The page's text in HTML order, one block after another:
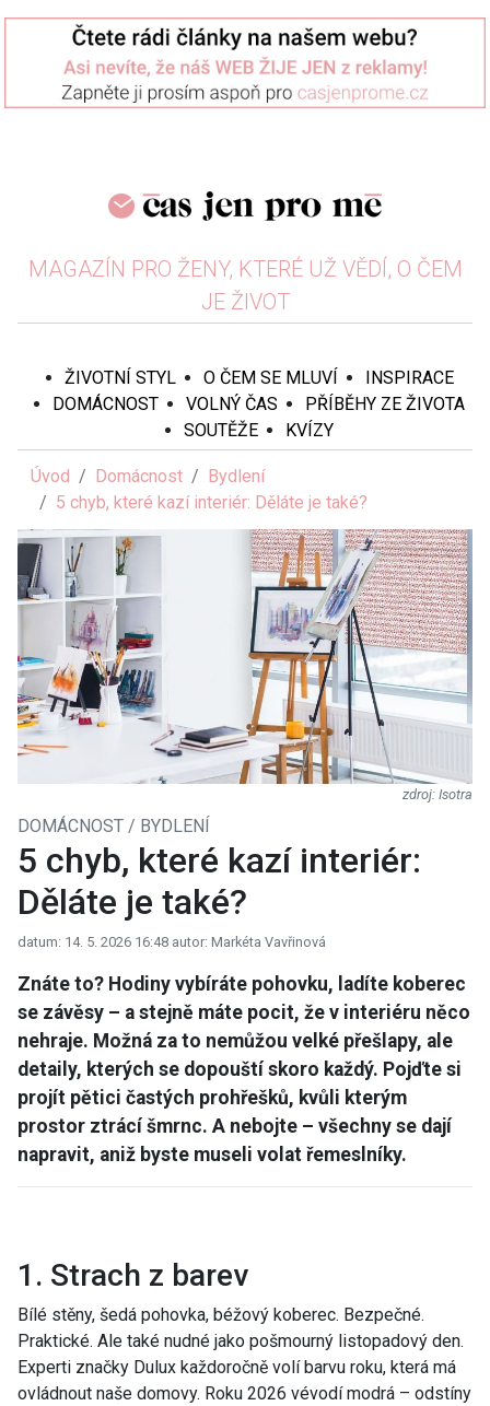
MAGAZÍN PRO ŽENY, KTERÉ UŽ VĚDÍ, O ČEM
JE ŽIVOT
ŽIVOTNÍ STYL O ČEM SE MLUVÍ
INSPIRACE
DOMÁCNOST
VOLNÝ ČAS
PŘÍBĚHY ZE ŽIVOTA
SOUTĚŽE
KVÍZY
Úvod Domácnost
Bydlení
5 chyb, které kazí interiér: Děláte je také?
Isotra
DOMÁCNOST / BYDLENÍ
5 chyb, které kazí interiér:
Děláte je také?
datum: 14. 5. 2026 16:48 autor: Markéta Vavřinová
Znáte to? Hodiny vybíráte pohovku, ladíte koberec
se závěsy – a stejně máte pocit, že v interiéru něco
nehraje. Možná za to nemůžou velké přešlapy, ale
detaily, kterých se dopouští skoro každý. Pojďte si
projít pětici častých prohřešků, kvůli kterým
prostor ztrácí šmrnc. A nebojte – všechny se dají
napravit, aniž byste museli volat řemeslníky.
1. Strach z barev
Bílé stěny, šedá pohovka, béžový koberec. Bezpečné.
Praktické. Ale také nudné jako pošmourný listopadový den.
Experti značky Dulux každoročně volí barvu roku, která má
ovládnout naše domovy. Roku 2026 vévodí modrá – odstíny